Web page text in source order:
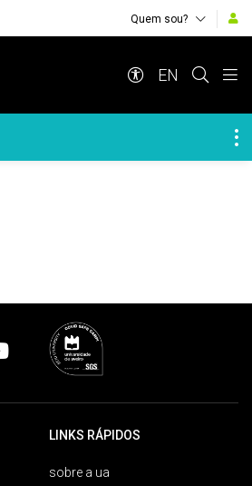
Quem sou?
EN
LINKS RÁPIDOS
sobre a ua